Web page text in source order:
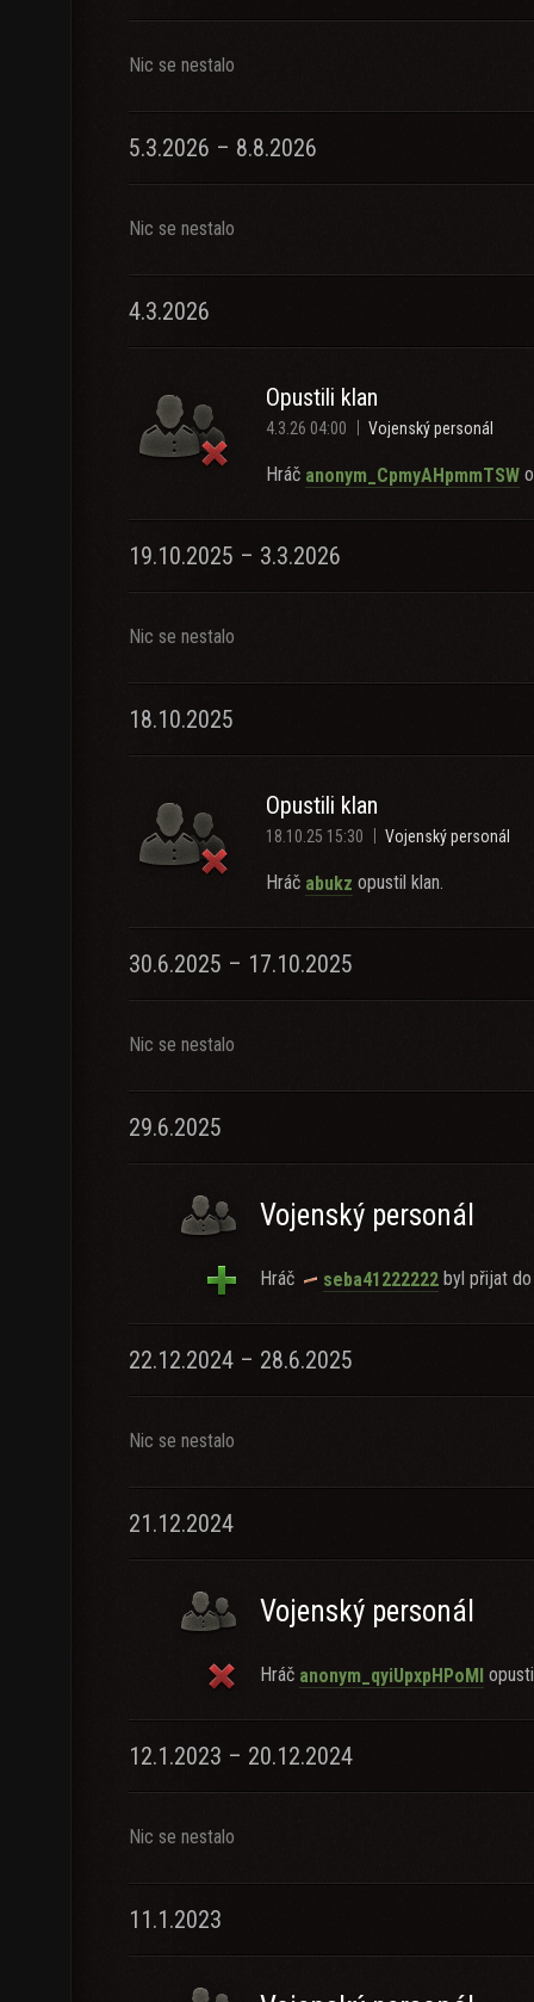
Nic se nestalo
5.3.2026 – 8.8.2026
Nic se nestalo
4.3.2026
Opustili klan
4.3.26 04:00 Vojenský personál
Hráč anonym_CpmyAHpmmTSW
19.10.2025 – 3.3.2026
Nic se nestalo
18.10.2025
Opustili klan
18.10.25 15:30 Vojenský personál
Hráč abukz opustil klan.
30.6.2025 – 17.10.2025
Nic se nestalo
29.6.2025
Vojenský personál
Hráč seba41222222 byl přijat do
22.12.2024 – 28.6.2025
Nic se nestalo
21.12.2024
Vojenský personál
Hráč anonym_qyiUpxpHPoMl
12.1.2023 – 20.12.2024
Nic se nestalo
11.1.2023